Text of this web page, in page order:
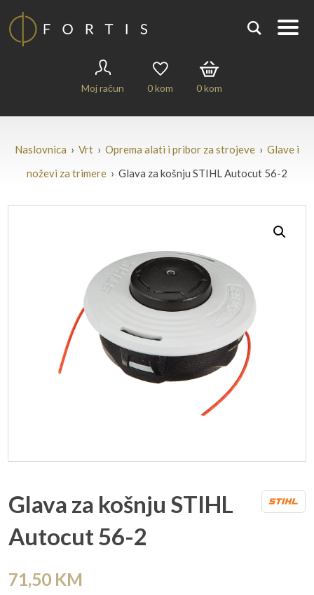
Moj račun 0kom 0kom
Naslovnica › Vrt › Oprema alati i pribor za strojeve › Glave i
noževi za trimere › Glava za košnju STIHL Autocut 56-2
Glava za košnju STIHL
Autocut 56-2
71,50 KM